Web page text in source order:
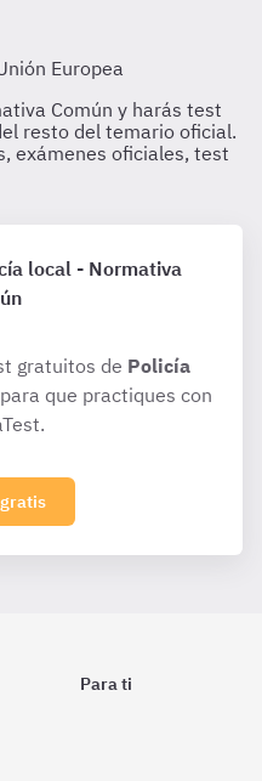
local - Normativa
gratuitos de Policía
para que practiques con
Para ti